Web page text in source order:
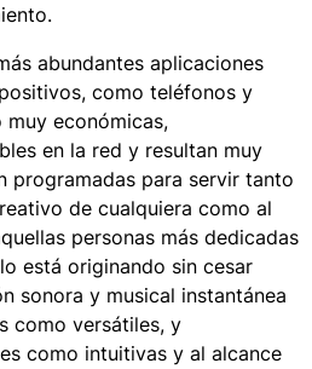
abundantes aplicaciones
como teléfonos y
económicas,
en la red y resultan muy
programadas para servir tanto
de cualquiera como al
personas más dedicadas
está originando sin cesar
sonora y musical instantánea
como versátiles, y
como intuitivas y al alcance